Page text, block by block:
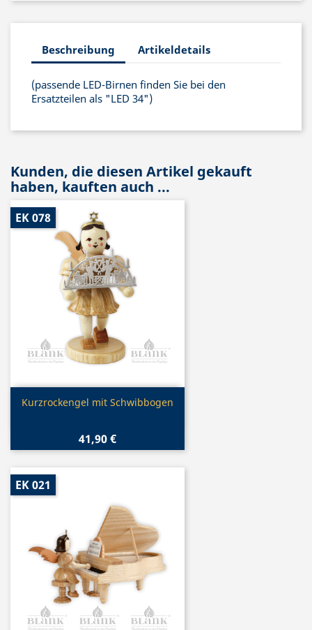
Beschreibung Artikeldetails
(passende LED-Birnen finden Sie bei den
Ersatzteilen als "LED 34")
Kunden, die diesen Artikel gekauft
haben, kauften auch ...
Vorschau
Kurzrockengel mit Schwibbogen
41,90 €
EK 078
EK 021